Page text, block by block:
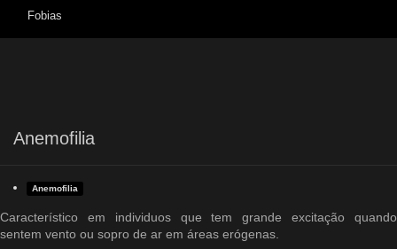
Fobias
Anemofilia
Anemofilia
Característico em individuos que tem grande excitação quando
sentem vento ou sopro de ar em áreas erógenas.